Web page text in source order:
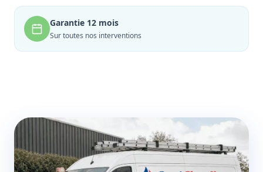
Garantie 12 mois
Sur toutes nos interventions